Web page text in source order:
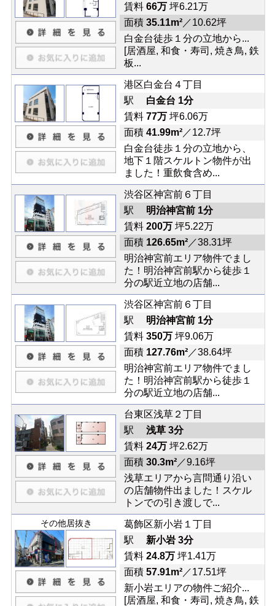
賃料 66万坪6.21万
面積 35.11m²／10.62坪
白金台徒歩１分の立地から...
[居酒屋, 和食・寿司, 焼き鳥, 鉄
板...
港区白金台４丁目
駅 白金台 1分
賃料 77万坪6.06万
面積 41.99m²／12.7坪
白金台徒歩１分の立地から、
地下１階スケルトン物件が出
ました！重飲食含め...
渋谷区神宮前６丁目
駅 明治神宮前 1分
賃料 200万坪5.22万
面積 126.65m²／38.31坪
明治神宮前エリア物件でまし
た！明治神宮前駅から徒歩１
分の駅近立地の店舗...
渋谷区神宮前６丁目
駅 明治神宮前 1分
賃料 350万坪9.06万
面積 127.76m²／38.64坪
明治神宮前エリア物件でまし
た！明治神宮前駅から徒歩１
分の駅近立地の店舗...
台東区浅草２丁目
駅 浅草 3分
賃料 24万坪2.62万
面積 30.3m²／9.16坪
浅草エリアから言問通り沿い
の店舗物件出ました！スケル
トンでの引き渡しで...
その他居抜き
葛飾区新小岩１丁目
駅 新小岩 3分
賃料 24.8万坪1.41万
面積 57.91m²／17.51坪
新小岩エリアの物件ご紹介...
[居酒屋, 和食・寿司, 焼き鳥, 鉄